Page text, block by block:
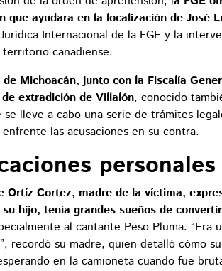
que ayudara en la localización de José
Internacional de la FGE y la
canadiense.
de Michoacán, junto con la Fiscalía
extradición de Villalón, conocido
se lleve a cabo una serie de trámites
las acusaciones en su contra.
personales
Ortíz Cortez, madre de la víctima,
su hijo, tenía grandes sueños de
al cantante Peso Pluma.
recordó su madre, quien detalló cómo
en la camioneta cuando fue